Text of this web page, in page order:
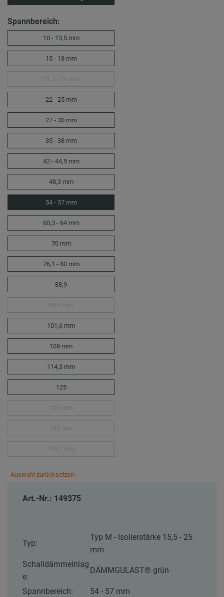
Spannbereich:
10 - 13,5 mm
15 - 18 mm
22 - 25 mm
27 - 30 mm
35 - 38 mm
42 - 44,5 mm
48,3 mm
54 - 57 mm
60,3 - 64 mm
70 mm
76,1 - 80 mm
88,9
101,6 mm
108 mm
114,3 mm
125
Auswahl zurücksetzen
Art.-Nr.: 149375
Typ:
Typ M - Isolierstärke 15,5 - 25
mm
Schalldämmeinlag
e:
DÄMMGULAST® grün
Spannbereich: 54 - 57 mm